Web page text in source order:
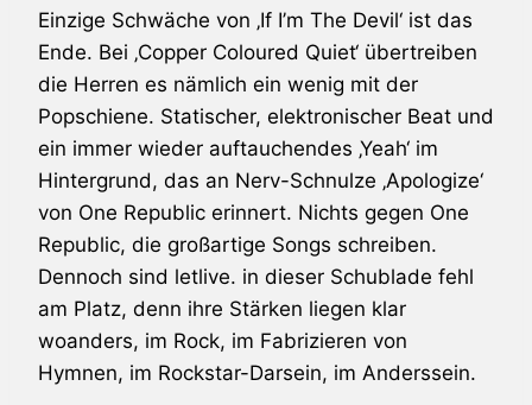
Einzige Schwäche von ‚If I’m The Devil‘ ist das
Ende. Bei ‚Copper Coloured Quiet‘ übertreiben
die Herren es nämlich ein wenig mit der
Popschiene. Statischer, elektronischer Beat und
ein immer wieder auftauchendes ‚Yeah‘ im
Hintergrund, das an Nerv-Schnulze ‚Apologize‘
von One Republic erinnert. Nichts gegen One
Republic, die großartige Songs schreiben.
Dennoch sind letlive. in dieser Schublade fehl
am Platz, denn ihre Stärken liegen klar
woanders, im Rock, im Fabrizieren von
Hymnen, im Rockstar-Darsein, im Anderssein.